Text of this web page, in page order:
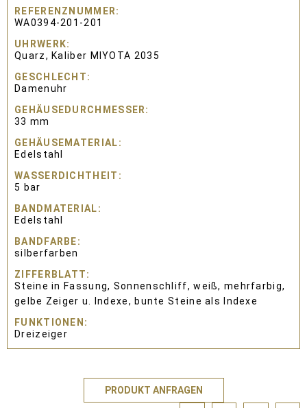
REFERENZNUMMER
WA0394-201-201
UHRWERK
Quarz, Kaliber MIYOTA 2035
GESCHLECHT
Damenuhr
GEHÄUSEDURCHMESSER
33 mm
GEHÄUSEMATERIAL
Edelstahl
WASSERDICHTHEIT
5 bar
BANDMATERIAL
Edelstahl
BANDFARBE
silberfarben
ZIFFERBLATT
Steine in Fassung, Sonnenschliff, weiß, mehrfarbig,
gelbe Zeiger u. Indexe, bunte Steine als Indexe
FUNKTIONEN
Dreizeiger
PRODUKT ANFRAGEN